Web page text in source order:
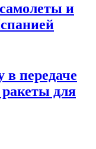
и
в передаче
для